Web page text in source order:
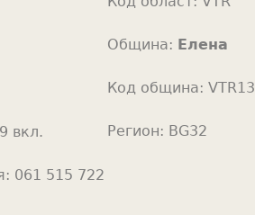
вкл.
Община: Елена
Код община: VTR13
Регион: BG32
061 515 722